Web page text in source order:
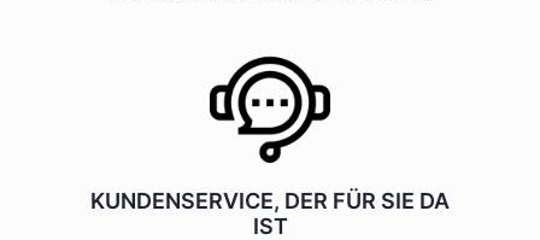
KUNDENSERVICE, DER FÜR SIE DA
IST